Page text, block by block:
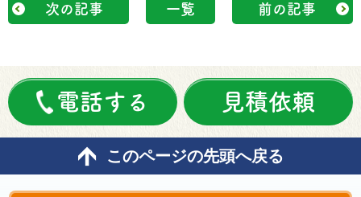
次の記事 一覧 前の記事
電話する 見積依頼
このページの先頭へ戻る